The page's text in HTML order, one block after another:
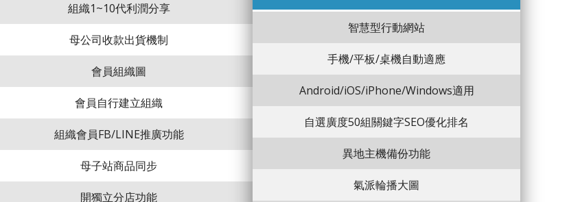
組織1~10代利潤分享
母公司收款出貨機制
會員組織圖
會員自行建立組織
組織會員FB/LINE推廣功能
母子站商品同步
開獨立分店功能
智慧型行動網站
手機/平板/桌機自動適應
Android/iOS/iPhone/Windows適用
自選廣度50組關鍵字SEO優化排名
異地主機備份功能
氣派輪播大圖